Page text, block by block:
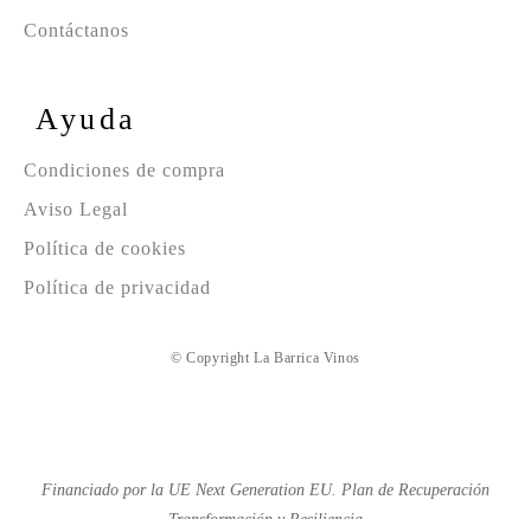
Contáctanos
Ayuda
Condiciones de compra
Aviso Legal
Política de cookies
Política de privacidad
© Copyright La Barrica Vinos
Financiado por la UE Next Generation EU. Plan de Recuperación